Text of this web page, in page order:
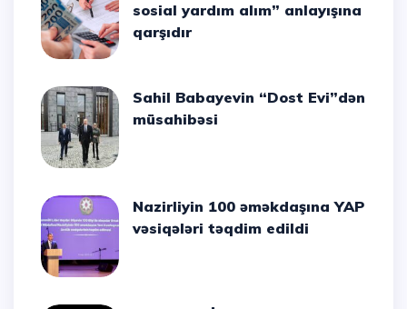
sosial yardım alım” anlayışına
qarşıdır
Sahil Babayevin “Dost Evi”dən
müsahibəsi
Nazirliyin 100 əməkdaşına YAP
vəsiqələri təqdim edildi